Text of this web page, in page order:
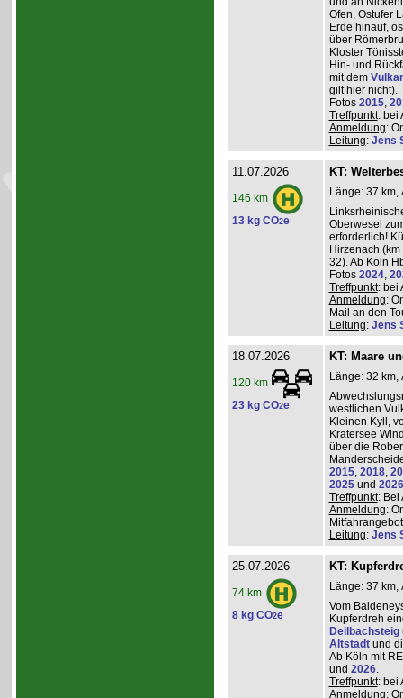
Ofen, Ostufer
Erde hinauf,
über
Kloster
Hin- und
mit dem
gilt hier nicht).
Fotos 2015,
Treffpunkt: bei
Anmeldung:
Leitung: Jens
11.07.2026
146 km
13 kg CO2e
KT:
Länge: 37 km,
Oberwesel
erforderlich!
Hirzenach
32). Ab Köln
Fotos 2024,
Treffpunkt: bei
Anmeldung:
Mail an den
Leitung: Jens
18.07.2026
120 km
23 kg CO2e
KT: Maare
Länge: 32 km,
westlichen
Kleinen Kyll,
Kratersee
über die
2015, 2018,
2025und 2026
Treffpunkt: Bei
Anmeldung:
Leitung: Jens
25.07.2026
74 km
8 kg CO2e
KT:
Länge: 37 km,
Vom
Kupferdreh
Deilbachsteig
Altstadtund
Ab Köln mit
und 2026.
Treffpunkt: bei
Anmeldung: